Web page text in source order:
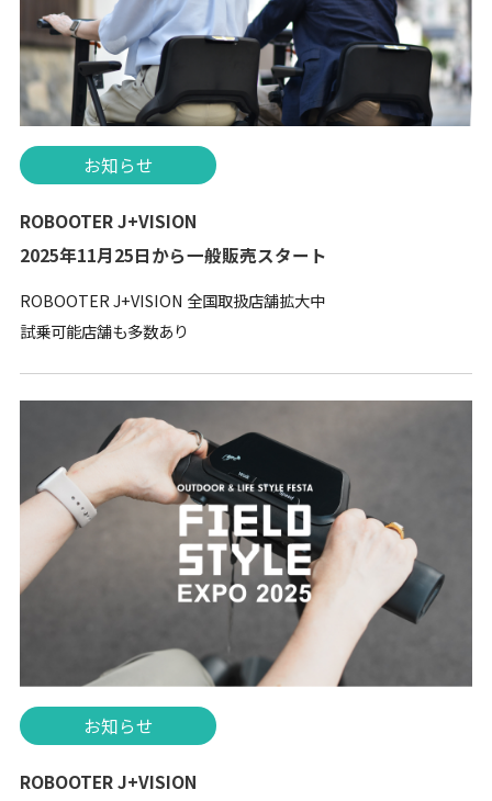
お知らせ
ROBOOTER J+VISION
2025年11月25日から一般販売スタート
ROBOOTER J+VISION 全国取扱店舗拡大中
試乗可能店舗も多数あり
お知らせ
ROBOOTER J+VISION